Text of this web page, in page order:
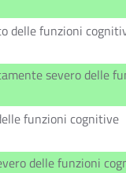
delle funzioni
severo delle
funzioni cognitive
delle funzioni